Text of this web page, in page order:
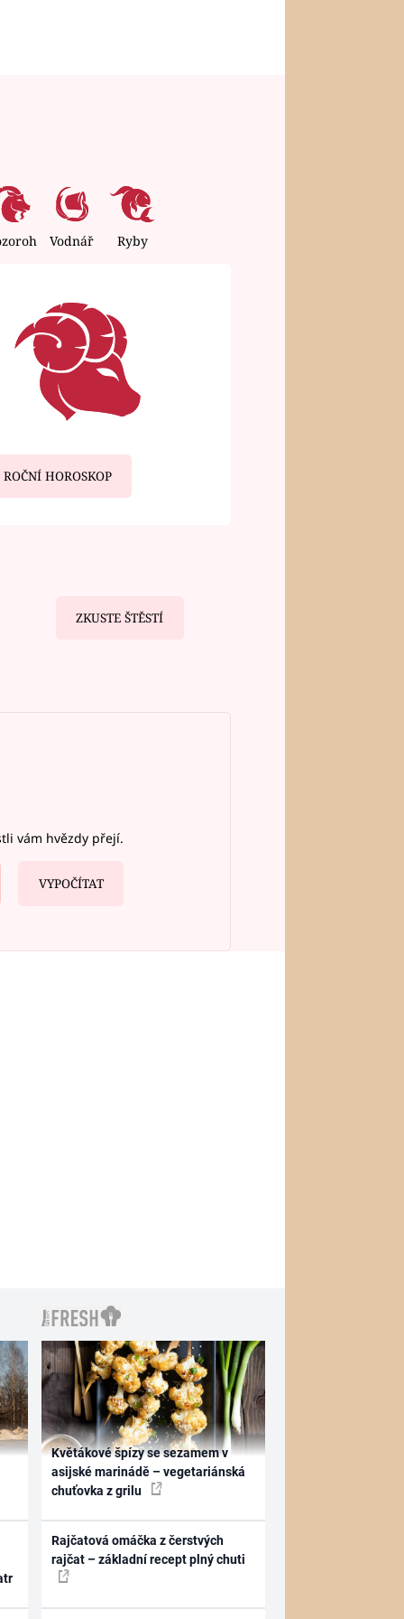
Vodnář Ryby
ROČNÍ HOROSKOP
ZKUSTE ŠTĚSTÍ
vám hvězdy přejí.
VYPOČÍTAT
Květákové špízy se sezamem v
asijské marinádě – vegetariánská
chuťovka z grilu
Rajčatová omáčka z čerstvých
rajčat – základní recept plný chuti